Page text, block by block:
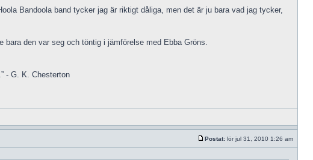
Bandoola band tycker jag är riktigt dåliga, men det är ju bara vad jag tycker,
den var seg och töntig i jämförelse med Ebba Gröns.
- G. K. Chesterton
Postat: lör jul 31, 2010 1:26 am